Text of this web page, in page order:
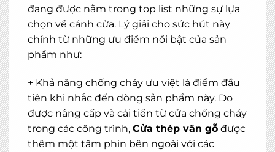
đang được nằm trong top list những sự lựa
chọn về cánh cửa. Lý giải cho sức hút này
chính từ những ưu điểm nổi bật của sản
phẩm như:
+ Khả năng chống cháy ưu việt là điểm đầu
tiên khi nhắc đến dòng sản phẩm này. Do
được nâng cấp và cải tiến từ cửa chống cháy
trong các công trình, Cửa thép vân gỗ được
thêm một tâm phin bên ngoài với các